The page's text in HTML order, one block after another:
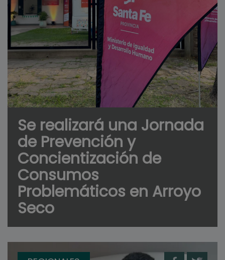
Se realizará una Jornada
de Prevención y
Concientización de
Consumos
Problemáticos en Arroyo
Seco